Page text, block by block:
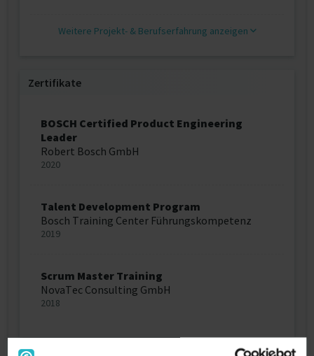
Weitere Projekt‐ & Berufserfahrung anzeigen
Zertifikate
BOSCH Certified Product Engineering
Leader
Robert Bosch GmbH
2020
Talent Development Program
Bosch Training Center Führungskompetenz
2019
Scrum Master Training
NovaTec Consulting GmbH
2018